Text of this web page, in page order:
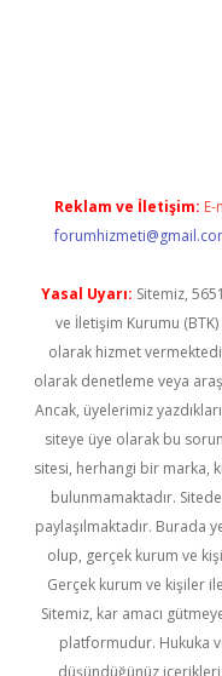
Reklam ve İletişim: E-
Yasal Uyarı: Sitemiz,
ve İletişim Kurumu (BTK)
olarak hizmet
olarak denetleme veya
Ancak, üyelerimiz
siteye üye olarak bu
sitesi, herhangi bir marka,
bulunmamaktadır.
paylaşılmaktadır. Burada
olup, gerçek kurum ve
Gerçek kurum ve kişiler
Sitemiz, kar amacı
platformudur. Hukuka
düşündüğünüz içerikleri,